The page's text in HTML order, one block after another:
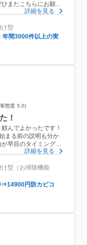
またこちらにお願い
世話になりました。ど
詳細を見る
型
年間3000件以上の実
態度 5.0
！
んでよかったです！
まる前の説明も分か
早目のタイミングで
感謝しています。暑い
詳細を見る
型（お掃除機能
円防カビコ